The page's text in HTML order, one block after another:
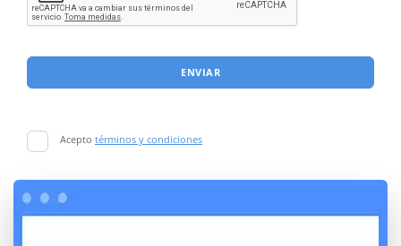
ENVIAR
Acepto términos y condiciones